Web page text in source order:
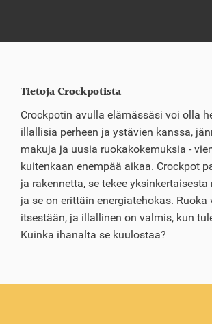
Tietoja Crockpotista
Crockpotin avulla elämässäsi voi olla
illallisia perheen ja ystävien kanssa,
makuja ja uusia ruokakokemuksia -
kuitenkaan enempää aikaa. Crockpot
ja rakennetta, se tekee
ja se on erittäin energiatehokas. Ruoka
itsestään, ja illallinen on valmis, kun
Kuinka ihanalta se kuulostaa?